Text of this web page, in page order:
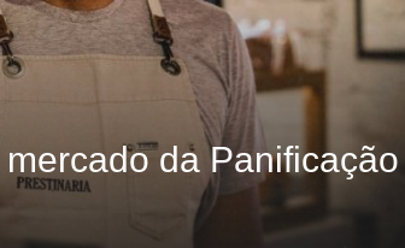
da Panificação